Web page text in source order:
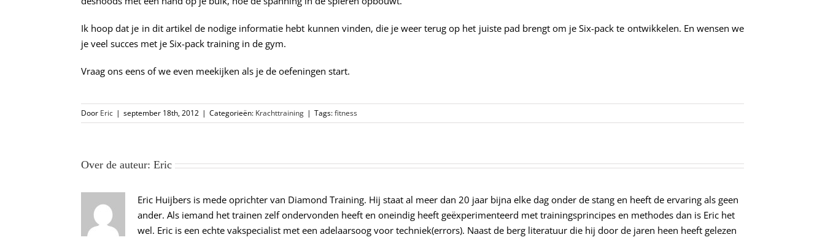
Ik hoop dat je in dit artikel de nodige informatie hebt kunnen vinden, die je weer terug op het juiste pad brengt om je Six-pack te ontwikkelen. En wensen we
je veel succes met je Six-pack training in de gym.
Vraag ons eens of we even meekijken als je de oefeningen start.
Door Eric | september 18th, 2012 | Categorieën: Krachttraining | Tags:fitness
Over de auteur: Eric
Eric Huijbers is mede oprichter van Diamond Training. Hij staat al meer dan 20 jaar bijna elke dag onder de stang en heeft de ervaring als geen
ander. Als iemand het trainen zelf ondervonden heeft en oneindig heeft geëxperimenteerd met trainingsprincipes en methodes dan is Eric het
wel. Eric is een echte vakspecialist met een adelaarsoog voor techniek(errors). Naast de berg literatuur die hij door de jaren heen heeft gelezen